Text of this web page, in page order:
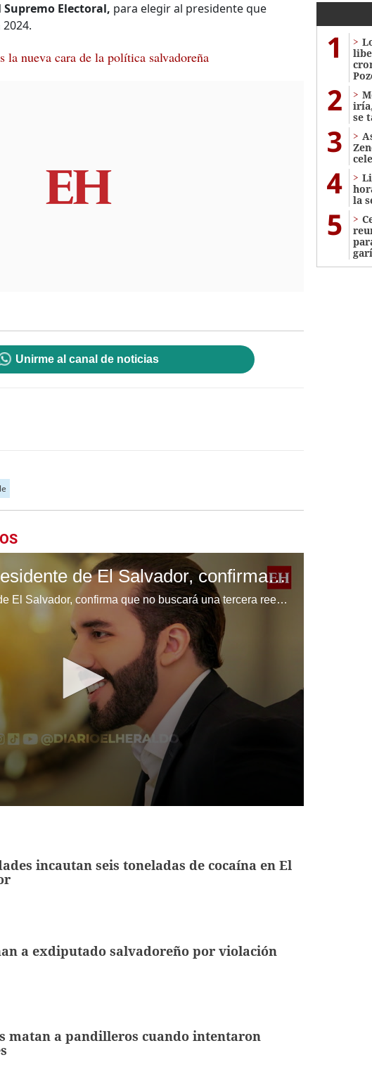
Electoral, para elegir al presidente que
la nueva cara de la política salvadoreña
Unirme al canal de noticias
Nayib Bukele, presidente de El Salvador, confirma que no buscará una tercera reelección
Nayib Bukele, presidente de El Salvador, confirma que no buscará una tercera reelección.
incautan seis toneladas de cocaína en El
a exdiputado salvadoreño por violación
matan a pandilleros cuando intentaron
1
2
se
3
4
la
5